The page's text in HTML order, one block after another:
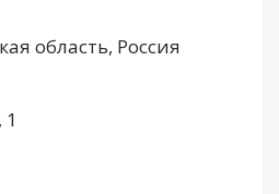
область, Россия